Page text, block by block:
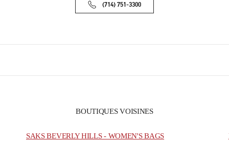
(714) 751-3300
BOUTIQUES VOISINES
SAKS BEVERLY HILLS - WOMEN'S BAGS